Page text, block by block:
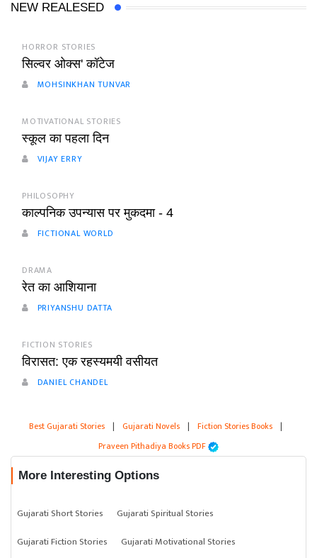
NEW REALESED
HORROR STORIES
सिल्वर ओक्स' कॉटेज
MOHSINKHAN TUNVAR
MOTIVATIONAL STORIES
स्कूल का पहला दिन
VIJAY ERRY
PHILOSOPHY
काल्पनिक उपन्यास पर मुकदमा - 4
FICTIONAL WORLD
DRAMA
रेत का आशियाना
PRIYANSHU DATTA
FICTION STORIES
विरासत: एक रहस्यमयी वसीयत
DANIEL CHANDEL
Best Gujarati Stories | Gujarati Novels | Fiction Stories Books |
Praveen Pithadiya Books PDF
More Interesting Options
Gujarati Short Stories
Gujarati Spiritual Stories
Gujarati Fiction Stories
Gujarati Motivational Stories